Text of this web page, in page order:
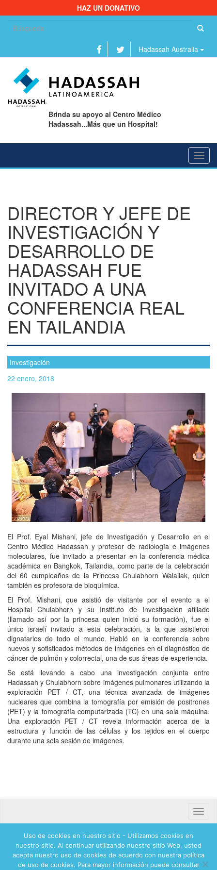
HAZ UN DONATIVO
Hadassah Australia
Brinda su apoyo al Centro Médico
Hadassah...Más que un Hospital!
DIRECTOR Y JEFE DE
INVESTIGACIÓN Y
DESARROLLO DE
HADASSAH FUE
INVITADO A UNA
CONFERENCIA REAL
EN TAILANDIA
Investigación
22 enero, 2018
El Prof. Eyal Mishani, jefe de Investigación y Desarrollo en el
Centro Médico Hadassah y profesor de radiología e imágenes
moleculares, fue invitado a presentar en la conferencia médica
académica en Bangkok, Tailandia, como parte de la celebración
del 60 cumpleaños de la Princesa Chulabhorn Walailak, quien
también es profesora de bioquímica.
El Prof. Mishani, que asistió de visitante por el evento a el
Hospital Chulabhorn y su Instituto de Investigación afiliado
(llamado así por la princesa quien inició su formación), fue el
único israelí invitado a esta celebración, a la que asistieron
dignatarios de todo el mundo. Habló en la conferencia sobre
nuevos y sofisticados métodos de imágenes en el diagnóstico de
cáncer de pulmón y colorrectal, una de sus áreas de experiencia.
Se está llevando a cabo una investigación conjunta entre
Hadassah y Chulabhorn sobre imágenes pulmonares utilizando la
exploración PET / CT, una técnica avanzada de imágenes
nucleares que combina la tomografía por emisión de positrones
(PET) y la tomografía computarizada (TC) en una sola máquina.
Una exploración PET / CT revela información acerca de la
estructura y función de las células y los tejidos en el cuerpo
durante una sola sesión de imágenes.
Toggle
Banca mifel 71250 Hadassah Mexico
Uso de cookies en nuestro sitio - Utilizamos cookies en
nuestro sitio. Al continuar utilizando nuestro sitio Web, usted
acepta nuestro uso de cookies de acuerdo con nuestra política
de uso de cookies. Para mayor información puede consultar